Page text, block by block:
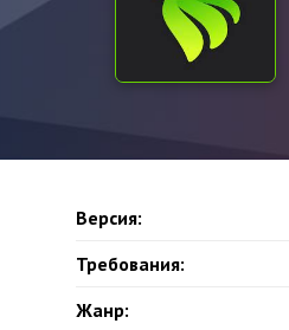
Версия:
Требования:
Жанр: